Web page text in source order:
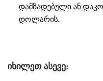
დამზადებული ან
დოლარის.
იხილეთ ასევე: